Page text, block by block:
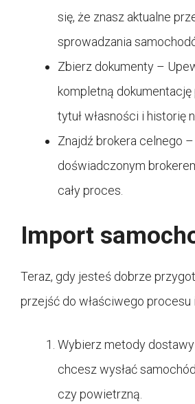
się, że znasz aktualne
sprowadzania
Zbierz dokumenty –
kompletną
tytuł własności i historię
Znajdź brokera celnego
doświadczonym
cały proces.
Import
Teraz, gdy jesteś dobrze
przejść do właściwego procesu
Wybierz metody
chcesz wysłać
czy powietrzną.